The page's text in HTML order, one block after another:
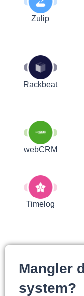
Zulip
Rackbeat
webCRM
Timelog
Mangler
system?